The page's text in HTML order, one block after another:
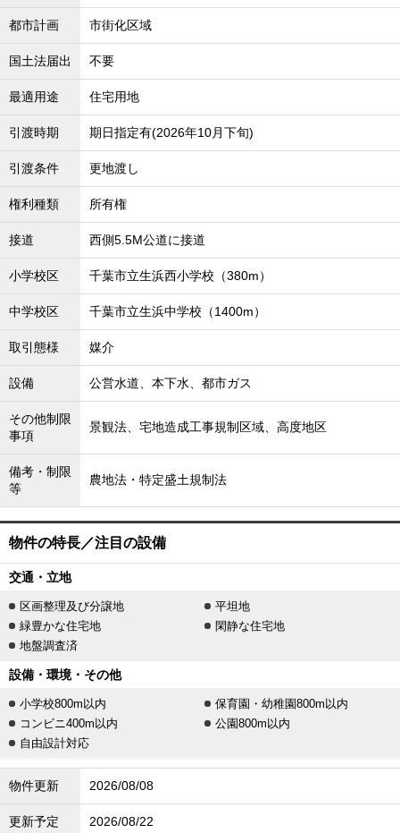
都市計画 市街化区域
国土法届出 不要
最適用途 住宅用地
引渡時期 期日指定有(2026年10月下旬)
引渡条件 更地渡し
権利種類 所有権
接道 西側5.5M公道に接道
小学校区 千葉市立生浜西小学校（380m）
中学校区 千葉市立生浜中学校（1400m）
取引態様 媒介
設備 公営水道、本下水、都市ガス
その他制限
事項
景観法、宅地造成工事規制区域、高度地区
備考・制限
等
農地法・特定盛土規制法
物件の特長／注目の設備
交通・立地
区画整理及び分譲地
平坦地
緑豊かな住宅地
閑静な住宅地
地盤調査済
設備・環境・その他
小学校800m以内
保育園・幼稚園800m以内
コンビニ400m以内
公園800m以内
自由設計対応
物件更新 2026/08/08
更新予定 2026/08/22